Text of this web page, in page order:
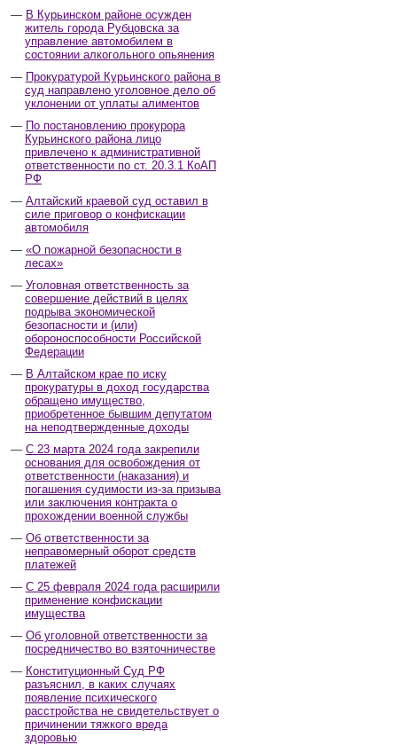
В Курьинском районе осужден
житель города Рубцовска за
управление автомобилем в
состоянии алкогольного опьянения
Прокуратурой Курьинского района в
суд направлено уголовное дело об
уклонении от уплаты алиментов
По постановлению прокурора
Курьинского района лицо
привлечено к административной
ответственности по ст. 20.3.1 КоАП
РФ
Алтайский краевой суд оставил в
силе приговор о конфискации
автомобиля
«О пожарной безопасности в
лесах»
Уголовная ответственность за
совершение действий в целях
подрыва экономической
безопасности и (или)
обороноспособности Российской
Федерации
В Алтайском крае по иску
прокуратуры в доход государства
обращено имущество,
приобретенное бывшим депутатом
на неподтвержденные доходы
С 23 марта 2024 года закрепили
основания для освобождения от
ответственности (наказания) и
погашения судимости из-за призыва
или заключения контракта о
прохождении военной службы
Об ответственности за
неправомерный оборот средств
платежей
С 25 февраля 2024 года расширили
применение конфискации
имущества
Об уголовной ответственности за
посредничество во взяточничестве
Конституционный Суд РФ
разъяснил, в каких случаях
появление психического
расстройства не свидетельствует о
причинении тяжкого вреда
здоровью